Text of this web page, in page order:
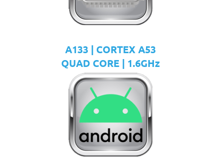
A133 | CORTEX A53
QUAD CORE | 1.6GHz